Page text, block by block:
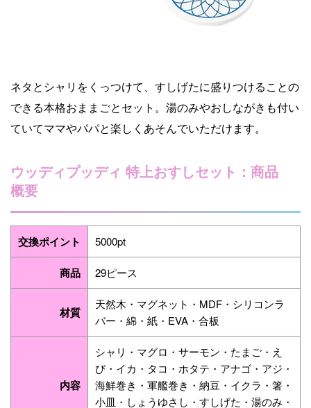
ネタとシャリをくっつけて、すしげたに盛りつけることの
できる本格おままごとセット。湯のみやおしながきも付い
ていてママやパパと楽しくあそんでいただけます。
ウッディプッディ 特上おすしセット：商品
概要
交換ポイント 5000pt
商品 29ピース
材質
天然木・マグネット・MDF・シリコンラ
バー・綿・紙・EVA・合板
内容
シャリ・マグロ・サーモン・たまご・え
び・イカ・タコ・ホタテ・アナゴ・アジ・
海鮮巻き・軍艦巻き・納豆・イクラ・箸・
小皿・しょうゆさし・すしげた・湯のみ・